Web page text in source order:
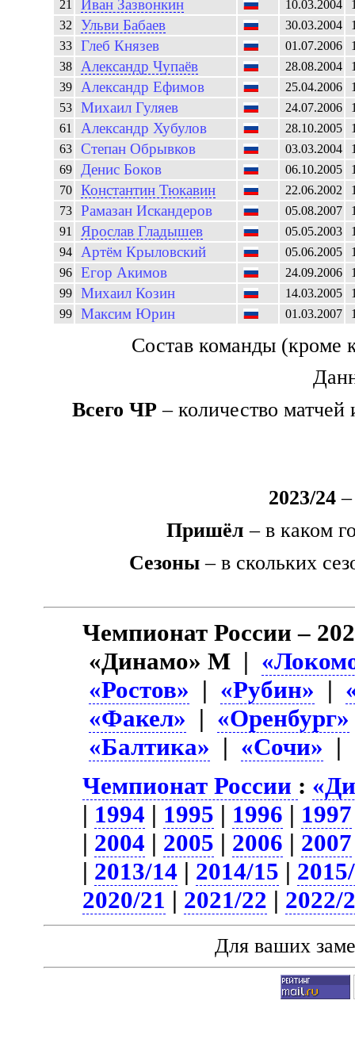
21 Иван Зазвонкин 10.03.2004
32
УльвиБабаев 30.03.2004
33
ГлебКнязев 01.07.2006
38
АлександрЧупаёв 28.08.2004
39
АлександрЕфимов 25.04.2006
53
МихаилГуляев 24.07.2006
61
Александр Хубулов 28.10.2005
63
СтепанОбрывков 03.03.2004
69
ДенисБоков 06.10.2005
70
КонстантинТюкавин 22.06.2002
73
РамазанИскандеров 05.08.2007
91
ЯрославГладышев 05.05.2003
94
АртёмКрыловский 05.06.2005
96
Егор Акимов 24.09.2006
99
МихаилКозин 14.03.2005
99
МаксимЮрин 01.03.2007
Состав команды (кроме
Всего ЧР – количество
2023/24 –
Пришёл – в каком
Сезоны – в скольких
Чемпионат России –
«Динамо» М |
«Ростов» | «Рубин» |
«Факел» | «Оренбург»
«Балтика» | «Сочи» |
Чемпионат России :
| 1994 | 1995 | 1996 | 1997
| 2004 | 2005 | 2006 | 2007
| 2013/14 | 2014/15 |
2020/21 | 2021/22 | 2022/
Для ваших